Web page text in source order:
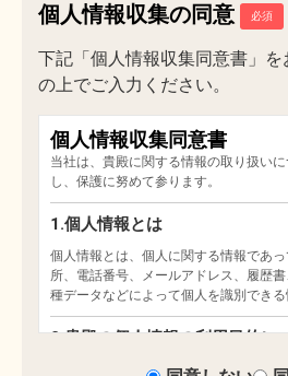
個人情報収集の同意
下記「個人情報収集同意書」
の上でご入力ください。